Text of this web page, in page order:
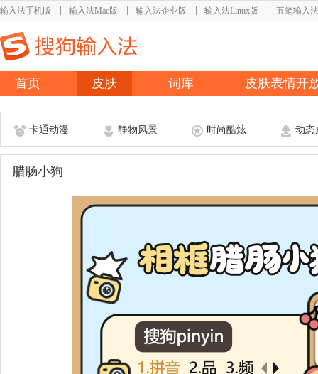
输入法手机版 输入法Mac版 输入法企业版 输入法Linux版 五笔输入法
首页 皮肤 词库 皮肤表情开
卡通动漫 静物风景 时尚酷炫 动态
腊肠小狗